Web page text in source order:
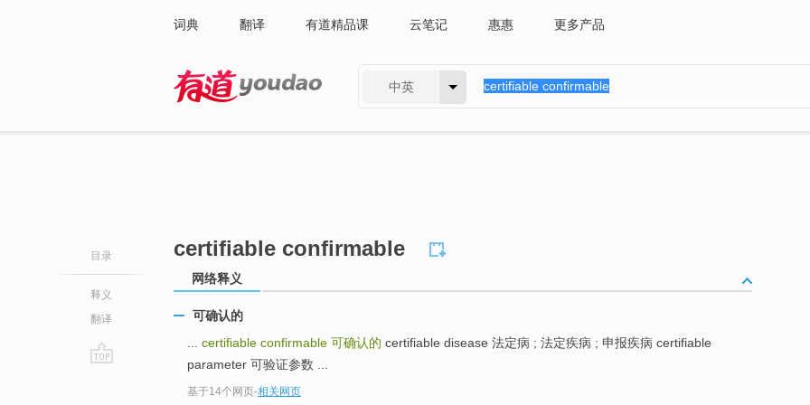
词典 翻译 有道精品课 云笔记 惠惠 更多产品
中英
目录
释义
翻译
certifiable confirmable
网络释义
可确认的
certifiable confirmable 可确认的 certifiable disease 法定病 ; 法定疾病 ; 申报疾病 certifiable
parameter 可验证参数 ...
基于14个网页-相关网页